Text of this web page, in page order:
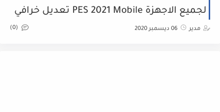
لجميع الاجهزة PES 2021 Mobile تعديل خرافي
مدير 06 ديسمبر 2020 (0)